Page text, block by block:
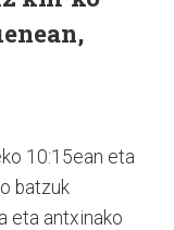
10:15ean eta
batzuk
eta antxinako